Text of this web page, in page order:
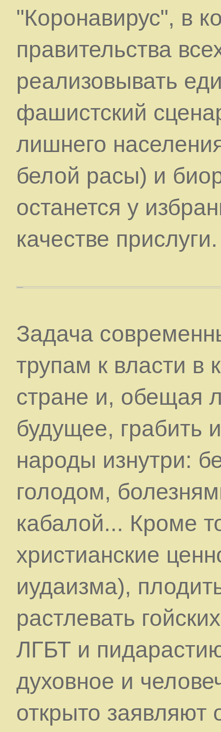
"Коронавирус", в
правительства
реализовывать
фашистский
лишнего
белой расы) и
останется у
качестве прислуги.
Задача
трупам к власти в
стране и, обещая
будущее, грабить
народы изнутри:
голодом,
кабалой... Кроме
христианские
иудаизма),
растлевать
ЛГБТ и
духовное и
открыто заявляют